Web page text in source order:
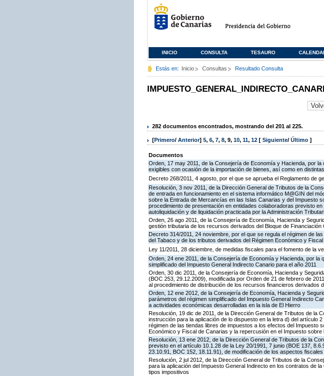
INICIO CONSULTA TESAURO
Estás en: Inicio Consultas Resultado Consulta
282 documentos encontrados, mostrando del 201 al 225.
[Primero/ Anterior] 5, 6, 7, 8, 9, 10, 11, 12 [ Siguiente/ Último ]
Documentos
Orden, 17 may 2011, de la Consejería de Economía y Hacienda, por
exigibles con ocasión de la importación de bienes, así como en
Decreto 268/2011, 4 agosto, por el que se aprueba el Reglamento de
Resolución, 3 nov 2011, de la Dirección General de Tributos de la
de entrada en funcionamiento en el sistema informático M@GIN del
sobre la Entrada de Mercancías en las Islas Canarias y del Impuesto
procedimiento de presentación en entidades colaboradoras previsto
autoliquidación y de liquidación practicada por la Administración
Orden, 26 ago 2011, de la Consejería de Economía, Hacienda y
gestión tributaria de los recursos derivados del Bloque de Financiación
Decreto 314/2011, 24 noviembre, por el que se regula el régimen de
del Tabaco y de los tributos derivados del Régimen Económico y
Ley 11/2011, 28 diciembre, de medidas fiscales para el fomento de la
Orden, 24 ene 2011, de la Consejería de Economía y Hacienda, por
simplificado del Impuesto General Indirecto Canario para el año 2011
Orden, 30 dic 2011, de la Consejería de Economía, Hacienda y
(BOC 253, 29.12.2009), modificada por Orden de 21 de febrero de
al procedimiento de distribución de los recursos financieros derivados
Orden, 12 ene 2012, de la Consejería de Economía, Hacienda y
parámetros del régimen simplificado del Impuesto General Indirecto
a actividades económicas desarrolladas en la isla de El Hierro
Resolución, 19 dic de 2011, de la Dirección General de Tributos de la
instrucción para la aplicación de lo dispuesto en la letra d) del artículo
régimen de las tiendas libres de impuestos a los efectos del Impuesto
Económico y Fiscal de Canarias y la repercusión en el Impuesto sobre
Resolución, 13 ene 2012, de la Dirección General de Tributos de la
previsto en el artículo 10.1.28 de la Ley 20/1991, 7 junio (BOE 137,
23.10.91, BOC 152, 18.11.91), de modificación de los aspectos
Resolución, 2 jul 2012, de la Dirección General de Tributos de la
para la aplicación del Impuesto General Indirecto en los contratos de
tipos impositivos